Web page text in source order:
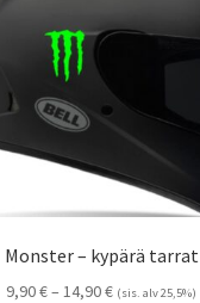
Monster – kypärä tarrat
9,90€– 14,90€Hintaluokka:
(sis. alv 25,5%)